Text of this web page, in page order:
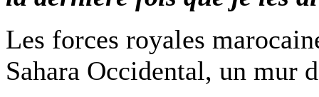
Les forces royales
Sahara Occidental, un mur